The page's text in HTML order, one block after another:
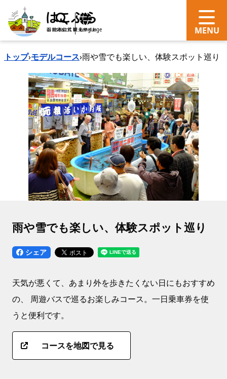
search Language
トップ›モデルコース›雨や雪でも楽しい、体験スポット巡り
雨や雪でも楽しい、体験スポット巡り
シェア
天気が悪くて、あまり外を歩きたくない日にもおすすめ
の、 周遊バスで巡るお楽しみコース。一日乗車券を使
うと便利です。
コースを地図で見る